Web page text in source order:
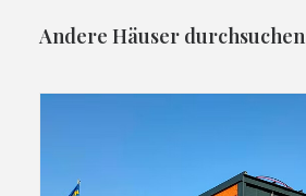
Andere Häuser durchsuchen